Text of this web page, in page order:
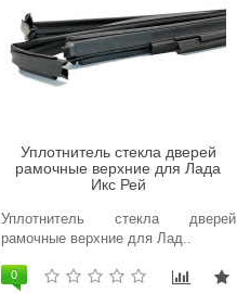
Уплотнитель стекла дверей
рамочные верхние для Лада
Икс Рей
Уплотнитель стекла дверей
рамочные верхние для Лад..
0